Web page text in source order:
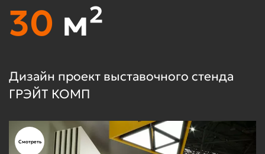
30 м²
Дизайн проект выставочного стенда
ГРЭЙТ КОМП
Смотреть